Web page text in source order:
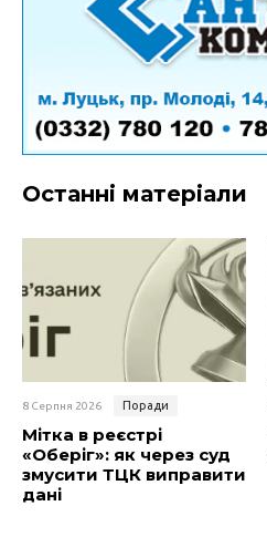
Останні матеріали
8 Серпня 2026 Поради
Мітка в реєстрі
«Оберіг»: як через суд
змусити ТЦК виправити
дані